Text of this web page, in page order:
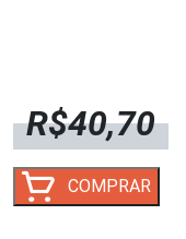
R$40,70
CAÇADORES
DE
COMPRAR